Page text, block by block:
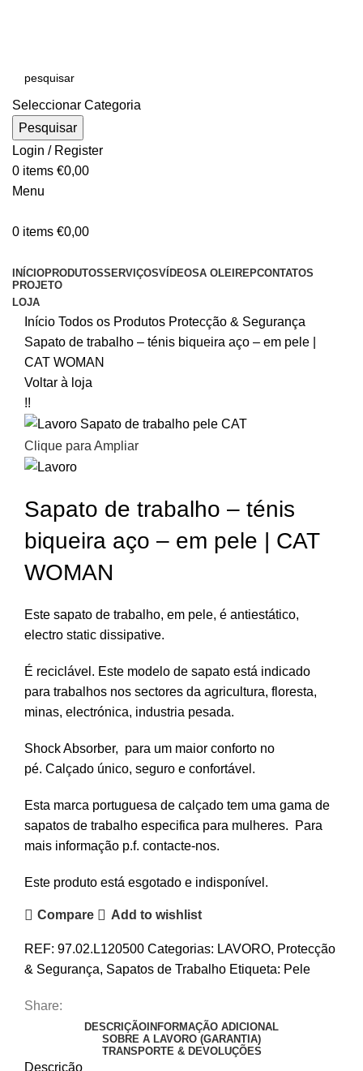
Seleccionar Categoria
Pesquisar
Login / Register
0 items €0,00
Menu
0 items €0,00
INÍCIOPRODUTOSSERVIÇOSVÍDEOSA OLEIREPCONTATOS
PROJETO
LOJA
Início Todos os Produtos Protecção & Segurança
Sapato de trabalho – ténis biqueira aço – em pele |
CAT WOMAN
Voltar à loja
!!
Clique para Ampliar
Sapato de trabalho – ténis
biqueira aço – em pele | CAT
WOMAN
Este sapato de trabalho, em pele, é antiestático,
electro static dissipative.
É reciclável. Este modelo de sapato está indicado
para trabalhos nos sectores da agricultura, floresta,
minas, electrónica, industria pesada.
Shock Absorber, para um maior conforto no
pé. Calçado único, seguro e confortável.
Esta marca portuguesa de calçado tem uma gama de
sapatos de trabalho especifica para mulheres. Para
mais informação p.f. contacte-nos.
Este produto está esgotado e indisponível.
Compare Add to wishlist
REF: 97.02.L120500 Categorias: LAVORO, Protecção
& Segurança, Sapatos de Trabalho Etiqueta: Pele
Share:
DESCRIÇÃO INFORMAÇÃO ADICIONAL
SOBRE A LAVORO (GARANTIA)
TRANSPORTE & DEVOLUÇÕES
Descrição